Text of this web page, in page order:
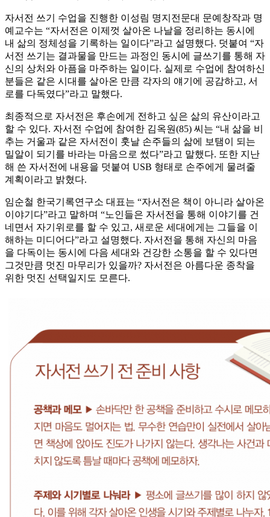
자서전 쓰기 수업을 진행한 이성림 명지전문대 문예창작과 명
예교수는 “자서전은 이제껏 살아온 나날을 정리하는 동시에
내 삶의 정체성을 기록하는 일이다”라고 설명했다. 덧붙여 “자
서전 쓰기는 결과물을 만드는 과정인 동시에 글쓰기를 통해 자
신의 상처와 아픔을 마주하는 일이다. 실제로 수업에 참여하신
분들은 같은 시대를 살아온 만큼 각자의 얘기에 공감하고, 서
로를 다독였다”라고 말했다.
최종적으로 자서전은 후손에게 전하고 싶은 삶의 유산이라고
할 수 있다. 자서전 수업에 참여한 김옥원(85) 씨는 “내 삶을 비
추는 거울과 같은 자서전이 훗날 손주들의 삶에 보탬이 되는
밀알이 되기를 바라는 마음으로 썼다”라고 말했다. 또한 지난
해 쓴 자서전에 내용을 덧붙여 USB 형태로 손주에게 물려줄
계획이라고 밝혔다.
임순철 한국기록연구소 대표는 “자서전은 책이 아니라 살아온
이야기다”라고 말하며 “노인들은 자서전을 통해 이야기를 건
네면서 자기위로를 할 수 있고, 새로운 세대에게는 그들을 이
해하는 미디어다”라고 설명했다. 자서전을 통해 자신의 마음
을 다독이는 동시에 다음 세대와 건강한 소통을 할 수 있다면
그것만큼 멋진 마무리가 있을까? 자서전은 아름다운 종착을
위한 멋진 선택일지도 모른다.